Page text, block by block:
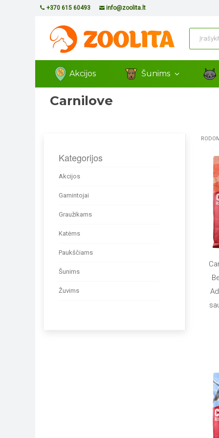
+370 615 60493 info@zoolita.lt
Akcijos Šunims
Carnilove
Į
Kategorijos
Akcijos
Gamintojai
Graužikams
Katėms
Paukščiams
Šunims
Žuvims